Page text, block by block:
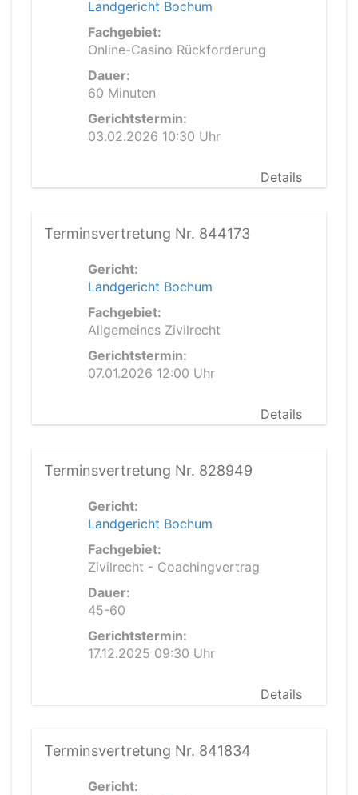
Landgericht Bochum
Fachgebiet:
Online-Casino Rückforderung
Dauer:
60 Minuten
Gerichtstermin:
03.02.2026 10:30 Uhr
Details
Terminsvertretung Nr. 844173
Gericht:
Landgericht Bochum
Fachgebiet:
Allgemeines Zivilrecht
Gerichtstermin:
07.01.2026 12:00 Uhr
Details
Terminsvertretung Nr. 828949
Gericht:
Landgericht Bochum
Fachgebiet:
Zivilrecht - Coachingvertrag
Dauer:
45-60
Gerichtstermin:
17.12.2025 09:30 Uhr
Details
Terminsvertretung Nr. 841834
Gericht: